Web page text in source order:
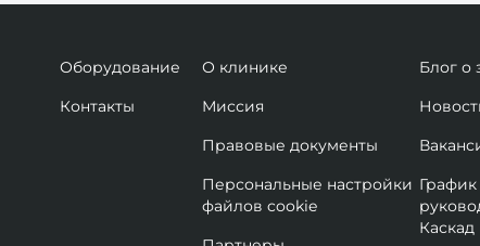
Оборудование
Контакты
О клинике
Миссия
Правовые документы
Персональные настройки
файлов cookie
Блог о
Каскад